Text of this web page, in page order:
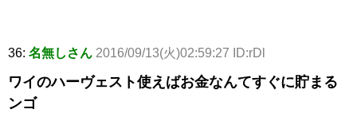
36: 名無しさん 2016/09/13(火)02:59:27 ID:rDl
ワイのハーヴェスト使えばお金なんてすぐに貯まる
ンゴ